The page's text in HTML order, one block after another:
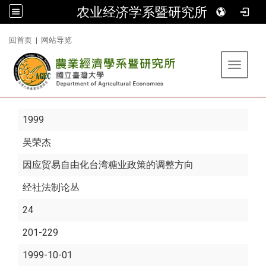
农业经济学系暨研究所
回首页 | 网站导览
Toggle
1999
吴荣杰
因应贸易自由化台湾糖业政策的调整方向
经社法制论丛
24
201-229
1999-10-01